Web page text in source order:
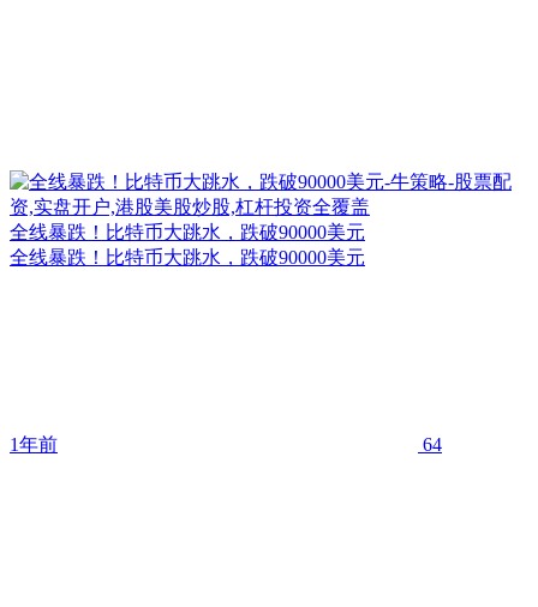
全线暴跌！比特币大跳水，跌破90000美元
全线暴跌！比特币大跳水，跌破90000美元
1年前 64